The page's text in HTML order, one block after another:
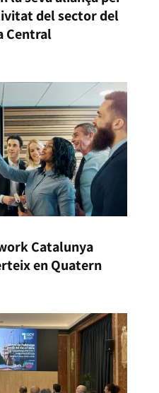
del sector del
Central
Catalunya
en Quatern